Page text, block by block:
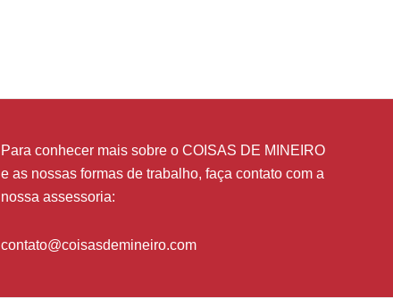
Para conhecer mais sobre o COISAS DE MINEIRO
e as nossas formas de trabalho, faça contato com a
nossa assessoria:
contato@coisasdemineiro.com